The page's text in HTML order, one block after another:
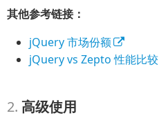
其他参考链接：
jQuery 市场份额
jQuery vs Zepto 性能比较
高级使用